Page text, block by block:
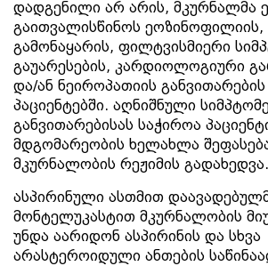
დადგენილი არ არის, მკურნალმა
გაითვალისწინოს ეოზინოფილიის,
გამონაყარის, ფილტვისმიერი
გაუარესების, კარდიოლოგიური
და/ან ნეიროპათიის
პაციენტებში. აღნიშნული
განვითარებისას საჭიროა
მდგომარეობის ხელახლა
მკურნალობის რეჟიმის გადახედვა.
ასპირინული ასთმით
მონტელუკასტით მკურნალობის
უნდა აარიდონ ასპირინის და სხვა
არასტეროიდული ანთების